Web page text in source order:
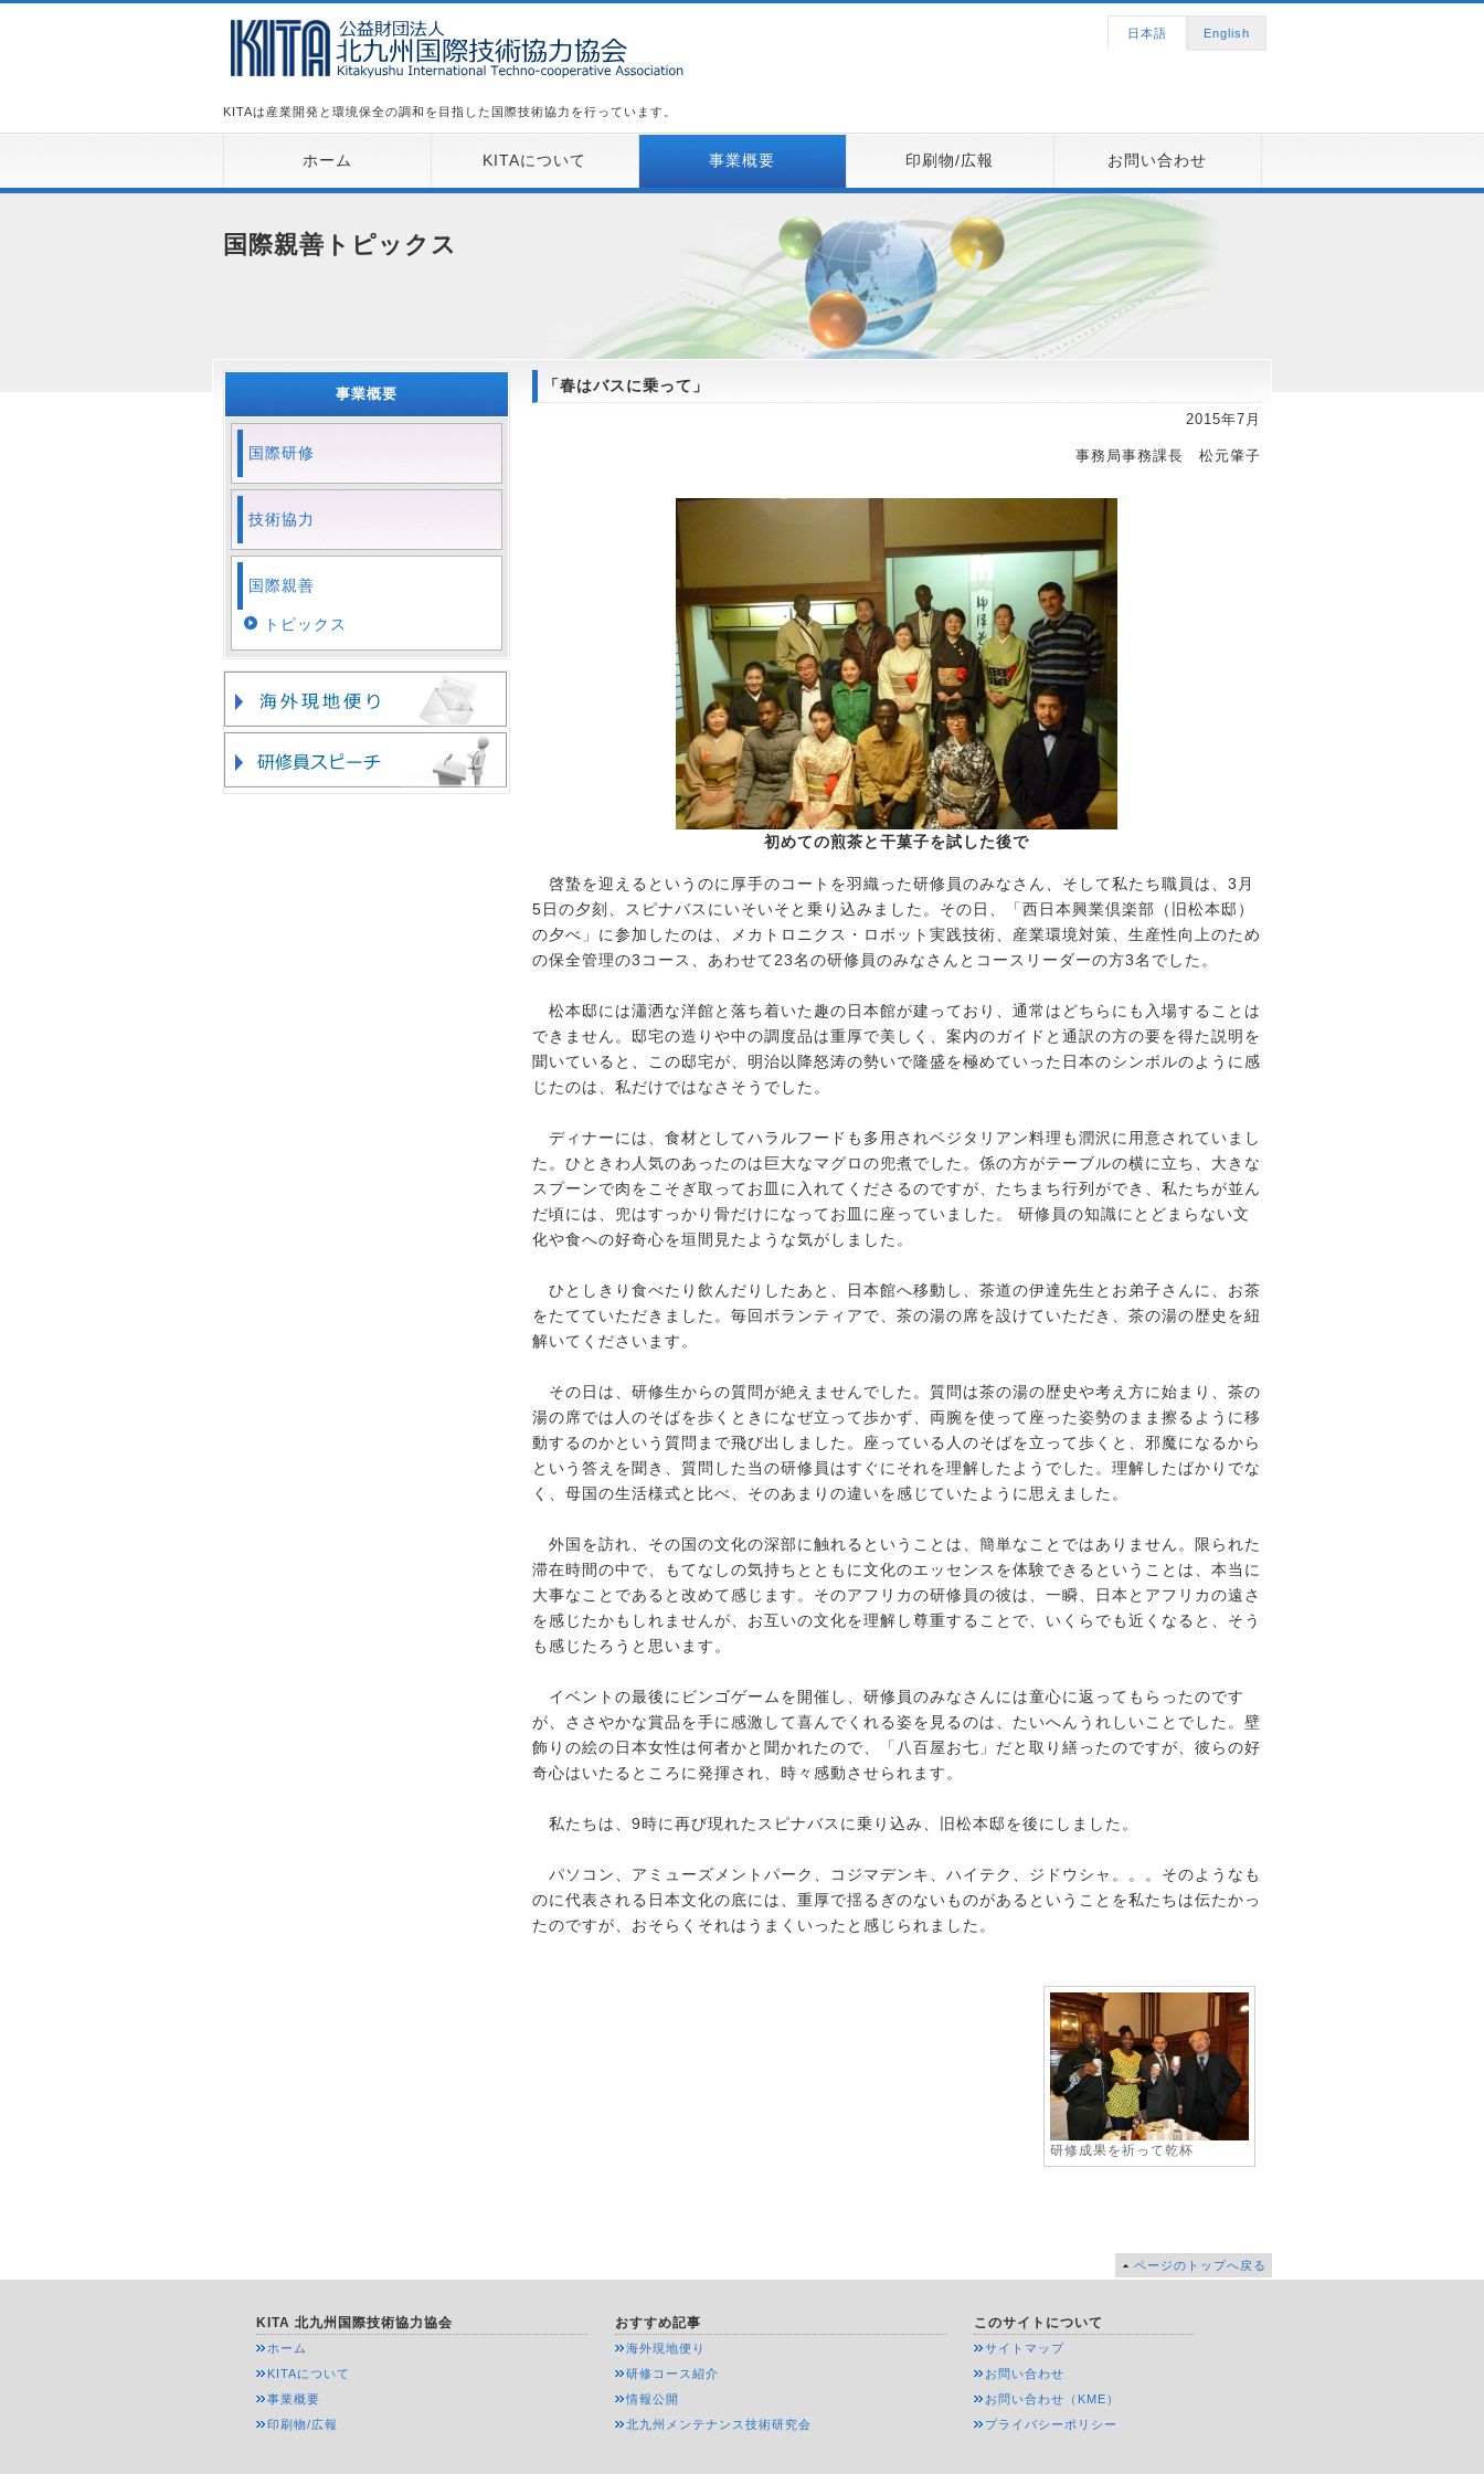
日本語 English
KITAは産業開発と環境保全の調和を目指した国際技術協力を行っています。
ホーム KITAについて 事業概要 印刷物/広報 お問い合わせ
国際親善トピックス
「春はバスに乗って」
2015年7月
事務局事務課長 松元肇子
初めての煎茶と干菓子を試した後で
啓蟄を迎えるというのに厚手のコートを羽織った研修員のみなさん、そして私たち職員は、3月
5日の夕刻、スピナバスにいそいそと乗り込みました。その日、「西日本興業倶楽部（旧松本邸）
の夕べ」に参加したのは、メカトロニクス・ロボット実践技術、産業環境対策、生産性向上のため
の保全管理の3コース、あわせて23名の研修員のみなさんとコースリーダーの方3名でした。
松本邸には瀟洒な洋館と落ち着いた趣の日本館が建っており、通常はどちらにも入場することは
できません。邸宅の造りや中の調度品は重厚で美しく、案内のガイドと通訳の方の要を得た説明を
聞いていると、この邸宅が、明治以降怒涛の勢いで隆盛を極めていった日本のシンボルのように感
じたのは、私だけではなさそうでした。
ディナーには、食材としてハラルフードも多用されベジタリアン料理も潤沢に用意されていまし
た。ひときわ人気のあったのは巨大なマグロの兜煮でした。係の方がテーブルの横に立ち、大きな
スプーンで肉をこそぎ取ってお皿に入れてくださるのですが、たちまち行列ができ、私たちが並ん
だ頃には、兜はすっかり骨だけになってお皿に座っていました。 研修員の知識にとどまらない文
化や食への好奇心を垣間見たような気がしました。
ひとしきり食べたり飲んだりしたあと、日本館へ移動し、茶道の伊達先生とお弟子さんに、お茶
をたてていただきました。毎回ボランティアで、茶の湯の席を設けていただき、茶の湯の歴史を紐
解いてくださいます。
その日は、研修生からの質問が絶えませんでした。質問は茶の湯の歴史や考え方に始まり、茶の
湯の席では人のそばを歩くときになぜ立って歩かず、両腕を使って座った姿勢のまま擦るように移
動するのかという質問まで飛び出しました。座っている人のそばを立って歩くと、邪魔になるから
という答えを聞き、質問した当の研修員はすぐにそれを理解したようでした。理解したばかりでな
く、母国の生活様式と比べ、そのあまりの違いを感じていたように思えました。
外国を訪れ、その国の文化の深部に触れるということは、簡単なことではありません。限られた
滞在時間の中で、もてなしの気持ちとともに文化のエッセンスを体験できるということは、本当に
大事なことであると改めて感じます。そのアフリカの研修員の彼は、一瞬、日本とアフリカの遠さ
を感じたかもしれませんが、お互いの文化を理解し尊重することで、いくらでも近くなると、そう
も感じたろうと思います。
イベントの最後にビンゴゲームを開催し、研修員のみなさんには童心に返ってもらったのです
が、ささやかな賞品を手に感激して喜んでくれる姿を見るのは、たいへんうれしいことでした。壁
飾りの絵の日本女性は何者かと聞かれたので、「八百屋お七」だと取り繕ったのですが、彼らの好
奇心はいたるところに発揮され、時々感動させられます。
私たちは、9時に再び現れたスピナバスに乗り込み、旧松本邸を後にしました。
パソコン、アミューズメントパーク、コジマデンキ、ハイテク、ジドウシャ。。。そのようなも
のに代表される日本文化の底には、重厚で揺るぎのないものがあるということを私たちは伝たかっ
たのですが、おそらくそれはうまくいったと感じられました。
研修成果を祈って乾杯
事業概要
国際研修
技術協力
国際親善
トピックス
ページのトップへ戻る
KITA 北九州国際技術協力協会
ホーム
KITAについて
事業概要
印刷物/広報
おすすめ記事
海外現地便り
研修コース紹介
情報公開
北九州メンテナンス技術研究会
このサイトについて
サイトマップ
お問い合わせ
お問い合わせ（KME）
プライバシーポリシー